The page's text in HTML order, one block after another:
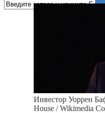
Инвестор Уоррен
House / Wikimedia